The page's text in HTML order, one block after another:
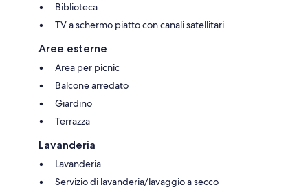
Biblioteca
TV a schermo piatto con canali satellitari
Aree esterne
Area per picnic
Balcone arredato
Giardino
Terrazza
Lavanderia
Lavanderia
Servizio di lavanderia/lavaggio a secco